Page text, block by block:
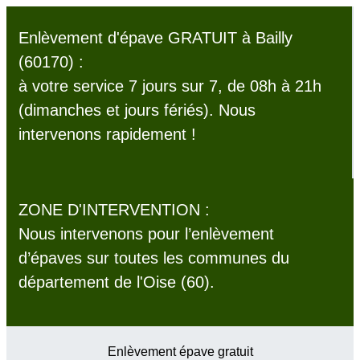
Enlèvement d'épave GRATUIT à Bailly
(60170) :
à votre service 7 jours sur 7, de 08h à 21h
(dimanches et jours fériés). Nous
intervenons rapidement !
ZONE D'INTERVENTION :
Nous intervenons pour l’enlèvement
d’épaves sur toutes les communes du
département de l'Oise (60).
Enlèvement épave gratuit